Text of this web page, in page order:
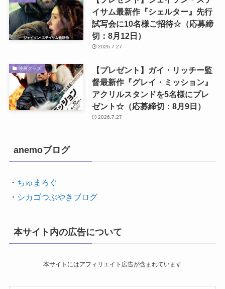
イサム最新作『シェルター』先行
試写会に10名様ご招待☆（応募締
切：8月12日）
2026.7.27
映画グッズ
【プレゼント】ガイ・リッチー監
督最新作『グレイ・ミッション』
アクリルスタンドを5名様にプレ
ゼント☆（応募締切：8月9日）
2026.7.27
anemoブログ
・ ちゅまろぐ
・ シカゴつぶやきブログ
本サイト内の広告について
本サイトにはアフィリエイト広告が含まれています